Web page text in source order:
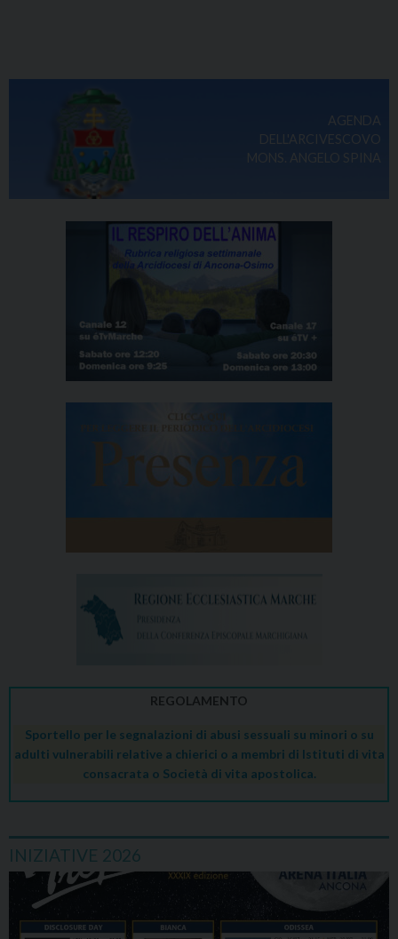
AGENDA
DELL'ARCIVESCOVO
MONS. ANGELO SPINA
REGOLAMENTO
Sportello per le segnalazioni di abusi sessuali su minori o su
adulti vulnerabili relative a chierici o a membri di Istituti di vita
consacrata o Società di vita apostolica.
INIZIATIVE 2026